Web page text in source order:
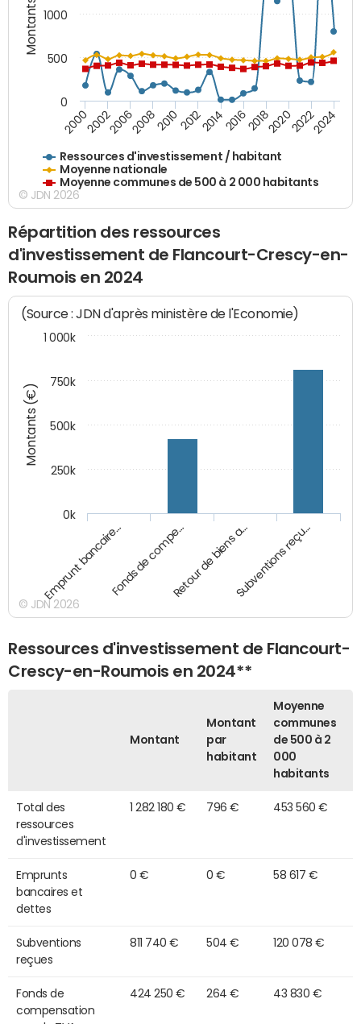
Ressources d'investissement / habitant
Moyenne nationale
Moyenne communes de 500 à 2 000 habitants
200020022006200820102012201420162018202020222024
0
500
1000
© JDN 2026
Répartition des ressources
d'investissement de Flancourt-Crescy-en-
Roumois en 2024
Montants (€)
(Source : JDN d'après ministère de l'Economie)
Emprunt bancaire…Fonds de compe…Retour de biens a…Subventions reçu…
0k
1 000k
250k
500k
750k
© JDN 2026
Ressources d'investissement de Flancourt-
Crescy-en-Roumois en 2024**
Montant
Montant
par
habitant
Moyenne
communes
de 500 à 2
000
habitants
Total des
ressources
d'investissement
1 282 180 € 796 € 453 560 €
Emprunts
bancaires et
dettes
0 € 0 € 58 617 €
Subventions
reçues
811 740 € 504 € 120 078 €
Fonds de
compensation
424 250 € 264 € 43 830 €